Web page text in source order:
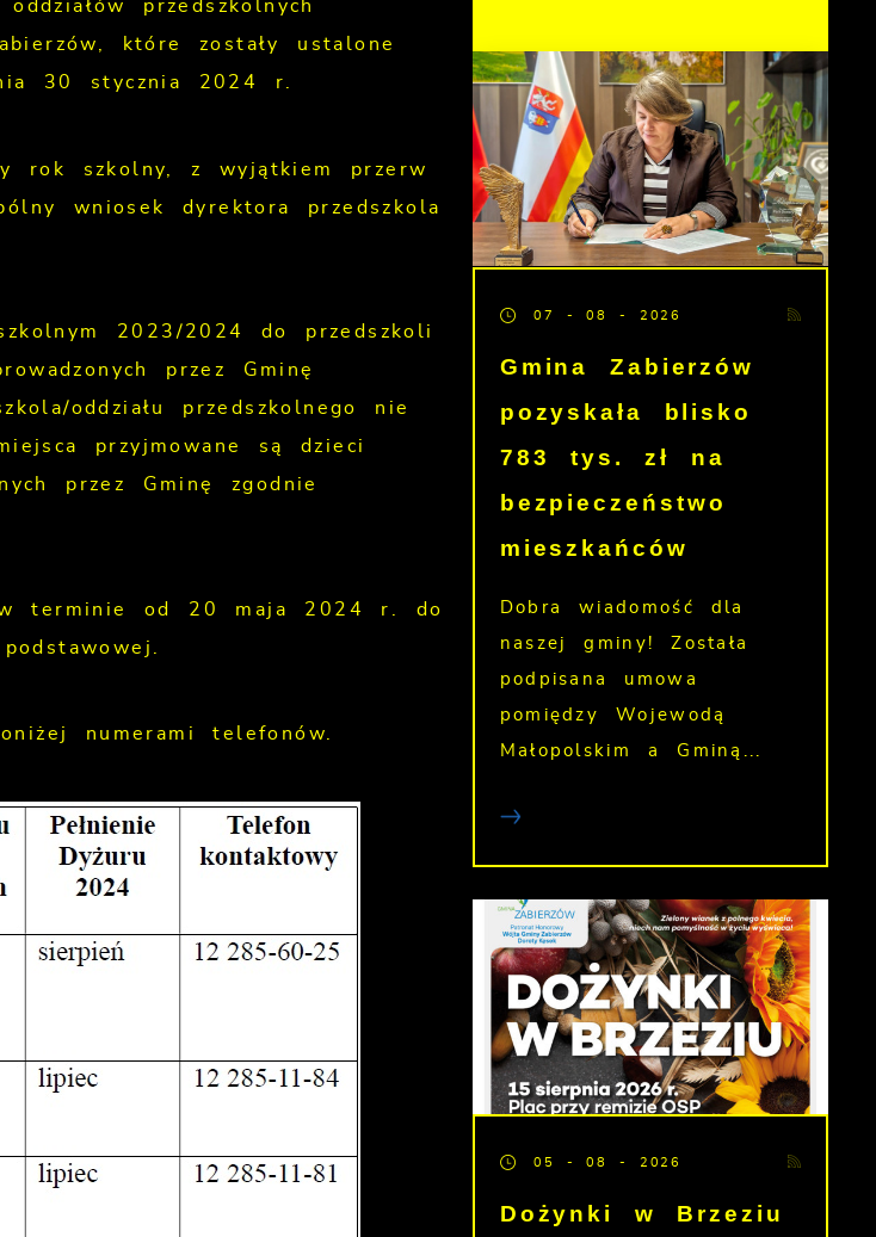
przedszkolnych
które zostały ustalone
30 stycznia 2024 r.
rok szkolny, z wyjątkiem przerw
wniosek dyrektora przedszkola
2023/2024 do przedszkoli
przez Gminę
oddziału przedszkolnego nie
przyjmowane są dzieci
przez Gminę zgodnie
w terminie od 20 maja 2024 r. do
numerami telefonów.
07 - 08 - 2026
Gmina Zabierzów
pozyskała blisko
783 tys. zł na
bezpieczeństwo
mieszkańców
Dobra wiadomość dla
naszej gminy! Została
podpisana umowa
pomiędzy Wojewodą
Małopolskim a Gminą...
05 - 08 - 2026
Dożynki w Brzeziu